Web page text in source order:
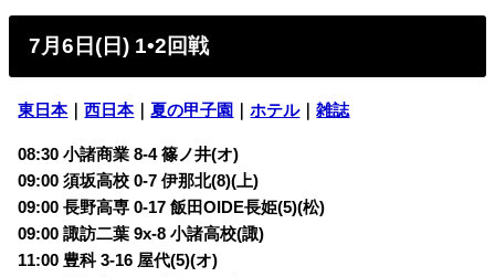
7月6日(日) 1•2回戦
東日本｜西日本｜夏の甲子園 ｜ホテル｜雑誌
08:30 小諸商業 8-4 篠ノ井(オ)
09:00 須坂高校 0-7 伊那北(8)(上)
09:00 長野高専 0-17 飯田OIDE長姫(5)(松)
09:00 諏訪二葉 9x-8 小諸高校(諏)
11:00 豊科 3-16 屋代(5)(オ)